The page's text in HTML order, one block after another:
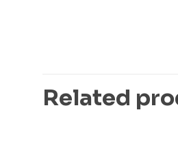
Related